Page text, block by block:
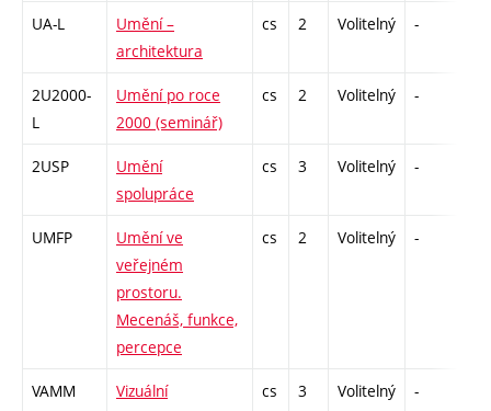
UA-L
Umění –
architektura
cs 2 Volitelný -
2U2000-
L
Umění po roce
2000 (seminář)
cs 2 Volitelný -
2USP
Umění
spolupráce
cs 3 Volitelný -
UMFP
Umění ve
veřejném
prostoru.
Mecenáš, funkce,
percepce
cs 2 Volitelný -
VAMM
Vizuální
cs 3 Volitelný -